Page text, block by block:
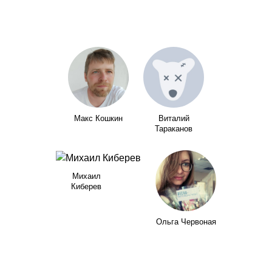
Макс Кошкин
Виталий
Тараканов
Михаил
Киберев
Ольга Червоная